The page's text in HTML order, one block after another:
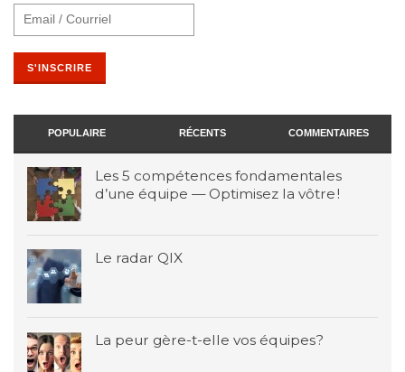
POPULAIRE RÉCENTS COMMENTAIRES
Les 5 compétences fondamentales
d’une équipe — Optimisez la vôtre !
Le radar QIX
La peur gère-t-elle vos équipes?